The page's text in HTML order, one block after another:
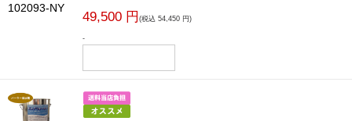
102093-NY
49,500 円 (税込 54,450 円)
-